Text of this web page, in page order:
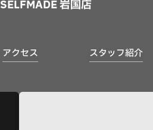
SELFMADE 岩国店
アクセス スタッフ紹介